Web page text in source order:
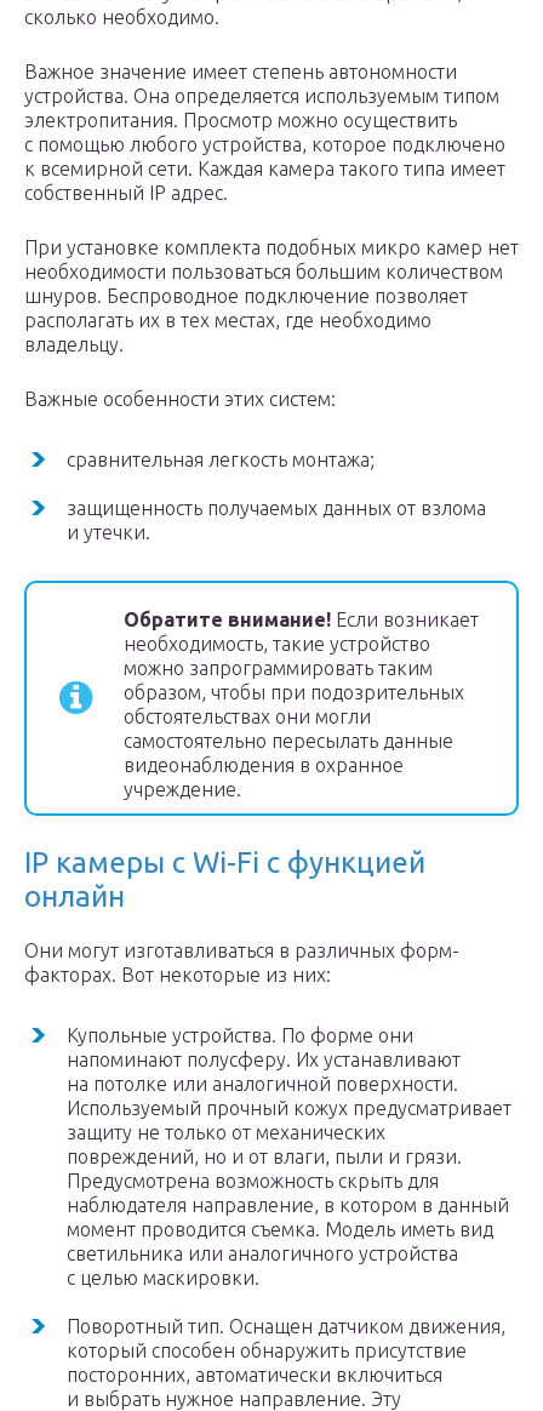
сколько необходимо.
Важное значение имеет степень автономности
устройства. Она определяется используемым типом
электропитания. Просмотр можно осуществить
с помощью любого устройства, которое подключено
к всемирной сети. Каждая камера такого типа имеет
собственный IP адрес.
При установке комплекта подобных микро камер нет
необходимости пользоваться большим количеством
шнуров. Беспроводное подключение позволяет
располагать их в тех местах, где необходимо
владельцу.
Важные особенности этих систем:
сравнительная легкость монтажа;
защищенность получаемых данных от взлома
и утечки.
Обратите внимание! Если возникает
необходимость, такие устройство
можно запрограммировать таким
образом, чтобы при подозрительных
обстоятельствах они могли
самостоятельно пересылать данные
видеонаблюдения в охранное
учреждение.
IP камеры с Wi-Fi с функцией
онлайн
Они могут изготавливаться в различных форм-
факторах. Вот некоторые из них:
Купольные устройства. По форме они
напоминают полусферу. Их устанавливают
на потолке или аналогичной поверхности.
Используемый прочный кожух предусматривает
защиту не только от механических
повреждений, но и от влаги, пыли и грязи.
Предусмотрена возможность скрыть для
наблюдателя направление, в котором в данный
момент проводится съемка. Модель иметь вид
светильника или аналогичного устройства
с целью маскировки.
Поворотный тип. Оснащен датчиком движения,
который способен обнаружить присутствие
посторонних, автоматически включиться
и выбрать нужное направление. Эту